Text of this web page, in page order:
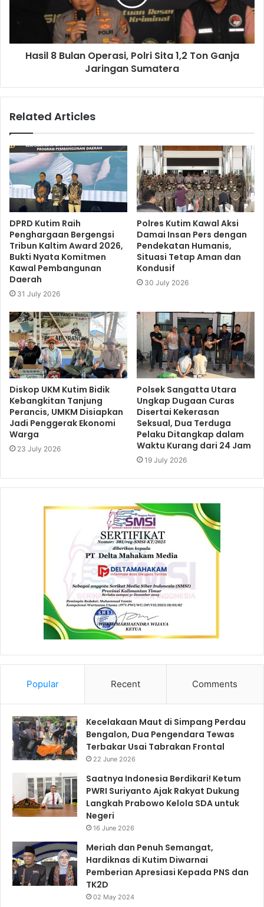
Hasil 8 Bulan Operasi, Polri Sita 1,2 Ton Ganja
Jaringan Sumatera
Related Articles
DPRD Kutim Raih
Penghargaan Bergengsi
Tribun Kaltim Award 2026,
Bukti Nyata Komitmen
Kawal Pembangunan
Daerah
31 July 2026
Polres Kutim Kawal Aksi
Damai Insan Pers dengan
Pendekatan Humanis,
Situasi Tetap Aman dan
Kondusif
30 July 2026
Diskop UKM Kutim Bidik
Kebangkitan Tanjung
Perancis, UMKM Disiapkan
Jadi Penggerak Ekonomi
Warga
23 July 2026
Polsek Sangatta Utara
Ungkap Dugaan Curas
Disertai Kekerasan
Seksual, Dua Terduga
Pelaku Ditangkap dalam
Waktu Kurang dari 24 Jam
19 July 2026
Popular Recent Comments
Kecelakaan Maut di Simpang Perdau
Bengalon, Dua Pengendara Tewas
Terbakar Usai Tabrakan Frontal
22 June 2026
Saatnya Indonesia Berdikari! Ketum
PWRI Suriyanto Ajak Rakyat Dukung
Langkah Prabowo Kelola SDA untuk
Negeri
16 June 2026
Meriah dan Penuh Semangat,
Hardiknas di Kutim Diwarnai
Pemberian Apresiasi Kepada PNS dan
TK2D
02 May 2024